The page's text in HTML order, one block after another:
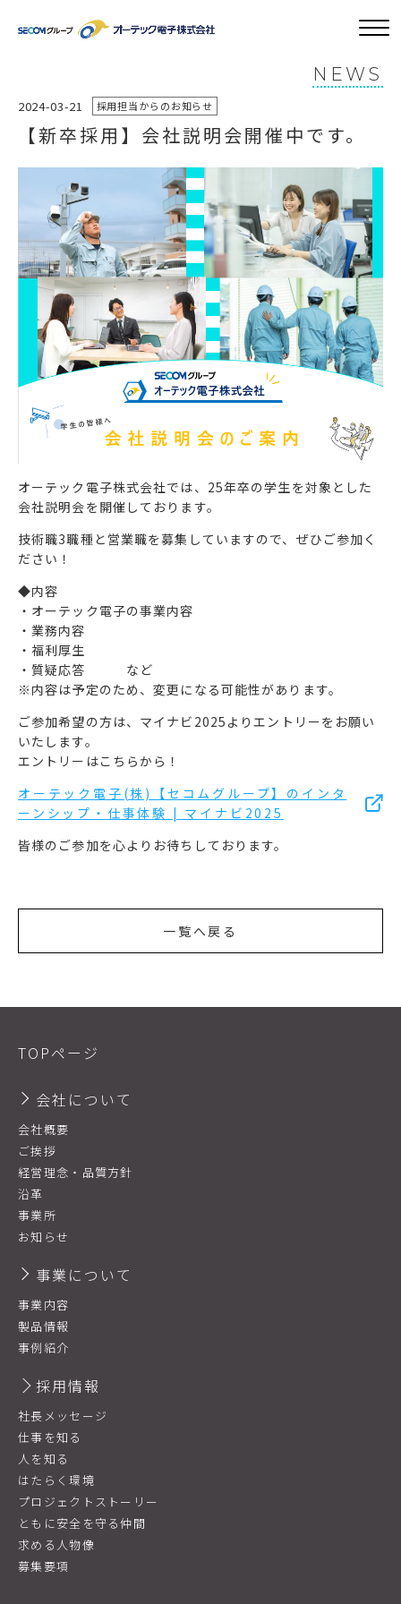
NEWS
2024-03-21 採用担当からのお知らせ
【新卒採用】会社説明会開催中です。
オーテック電子株式会社では、25年卒の学生を対象とした
会社説明会を開催しております。
技術職3職種と営業職を募集していますので、ぜひご参加く
ださい！
◆内容
・オーテック電子の事業内容
・業務内容
・福利厚生
・質疑応答 など
※内容は予定のため、変更になる可能性があります。
ご参加希望の方は、マイナビ2025よりエントリーをお願い
いたします。
エントリーはこちらから！
オーテック電子(株)【セコムグループ】のインタ
ーンシップ・仕事体験 | マイナビ2025
皆様のご参加を心よりお待ちしております。
一覧へ戻る
TOPページ
会社について
会社概要
ご挨拶
経営理念・品質方針
沿革
事業所
お知らせ
事業について
事業内容
製品情報
事例紹介
採用情報
社長メッセージ
仕事を知る
人を知る
はたらく環境
プロジェクトストーリー
ともに安全を守る仲間
求める人物像
募集要項